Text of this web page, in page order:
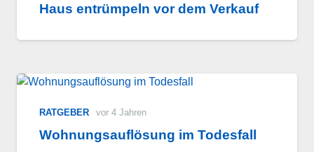
Haus entrümpeln vor dem Verkauf
RATGEBER vor 4 Jahren
Wohnungsauflösung im Todesfall